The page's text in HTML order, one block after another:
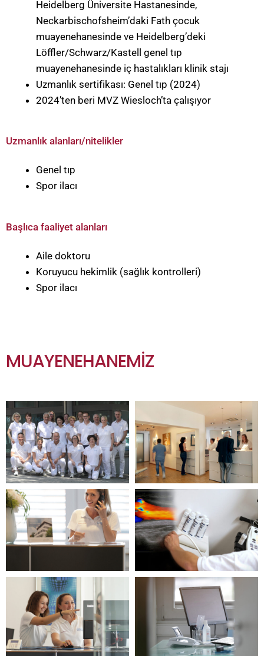
Heidelberg Üniversite Hastanesinde,
Neckarbischofsheim’daki Fath çocuk
muayenehanesinde ve Heidelberg’deki
Löffler/Schwarz/Kastell genel tıp
muayenehanesinde iç hastalıkları klinik stajı
Uzmanlık sertifikası: Genel tıp (2024)
2024’ten beri MVZ Wiesloch’ta çalışıyor
Uzmanlık alanları/nitelikler
Genel tıp
Spor ilacı
Başlıca faaliyet alanları
Aile doktoru
Koruyucu hekimlik (sağlık kontrolleri)
Spor ilacı
MUAYENEHANEMIZ